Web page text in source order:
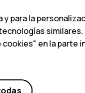
identificar y
con las fotos
para la
en la parte